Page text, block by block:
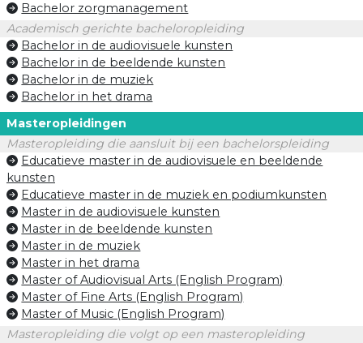
Bachelor zorgmanagement
Academisch gerichte bacheloropleiding
Bachelor in de audiovisuele kunsten
Bachelor in de beeldende kunsten
Bachelor in de muziek
Bachelor in het drama
Masteropleidingen
Masteropleiding die aansluit bij een bachelorspleiding
Educatieve master in de audiovisuele en beeldende
kunsten
Educatieve master in de muziek en podiumkunsten
Master in de audiovisuele kunsten
Master in de beeldende kunsten
Master in de muziek
Master in het drama
Master of Audiovisual Arts (English Program)
Master of Fine Arts (English Program)
Master of Music (English Program)
Masteropleiding die volgt op een masteropleiding